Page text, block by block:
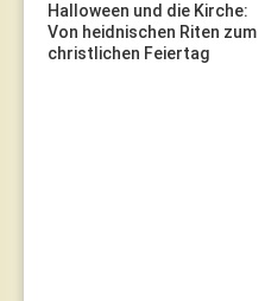
Halloween und die Kirche:
Von heidnischen Riten zum
christlichen Feiertag